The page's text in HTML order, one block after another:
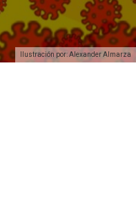
Ilustración por: Alexander Almarza